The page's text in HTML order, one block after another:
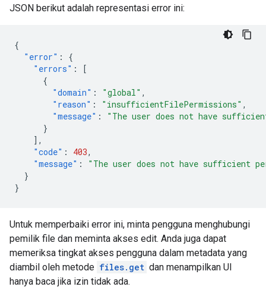
JSON berikut adalah representasi error ini:
{
"error" :
{
"errors" :
[
{
"domain" : "global" ,
"reason" : "insufficientFilePermissions" ,
"message" :
"The user does not have
}
],
"code" : 403,
"message" :
"The user does not have
}
}
Untuk memperbaiki error ini, minta pengguna menghubungi
pemilik file dan meminta akses edit. Anda juga dapat
memeriksa tingkat akses pengguna dalam metadata yang
diambil oleh metode files.get dan menampilkan UI
hanya baca jika izin tidak ada.